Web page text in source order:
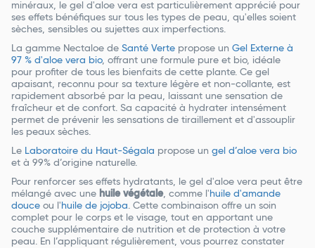
minéraux, le gel d'aloe vera est particulièrement apprécié pour
ses effets bénéfiques sur tous les types de peau, qu'elles soient
sèches, sensibles ou sujettes aux imperfections.
La gamme Nectaloe de Santé Verte propose un Gel Externe à
97 % d'aloe vera bio, offrant une formule pure et bio, idéale
pour profiter de tous les bienfaits de cette plante. Ce gel
apaisant, reconnu pour sa texture légère et non-collante, est
rapidement absorbé par la peau, laissant une sensation de
fraîcheur et de confort. Sa capacité à hydrater intensément
permet de prévenir les sensations de tiraillement et d'assouplir
les peaux sèches.
Le Laboratoire du Haut-Ségala propose un gel d’aloe vera bio
et à 99% d’origine naturelle.
Pour renforcer ses effets hydratants, le gel d'aloe vera peut être
mélangé avec une huile végétale, comme l' huile d'amande
douce ou l' huile de jojoba. Cette combinaison offre un soin
complet pour le corps et le visage, tout en apportant une
couche supplémentaire de nutrition et de protection à votre
peau. En l’appliquant régulièrement, vous pourrez constater